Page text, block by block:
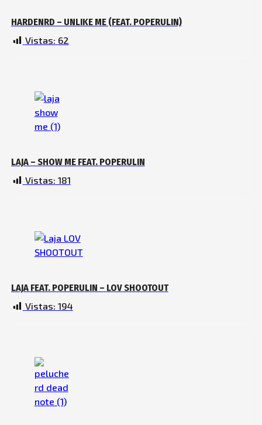
HARDENRD – UNLIKE ME (FEAT. POPERULIN)
Vistas: 62
LAJA – SHOW ME FEAT. POPERULIN
Vistas: 181
LAJA FEAT. POPERULIN – LOV SHOOTOUT
Vistas: 194